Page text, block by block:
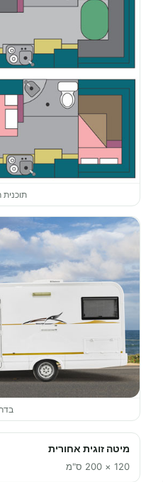
מיטה זוגית אחורית
120 × 200 ס"מ